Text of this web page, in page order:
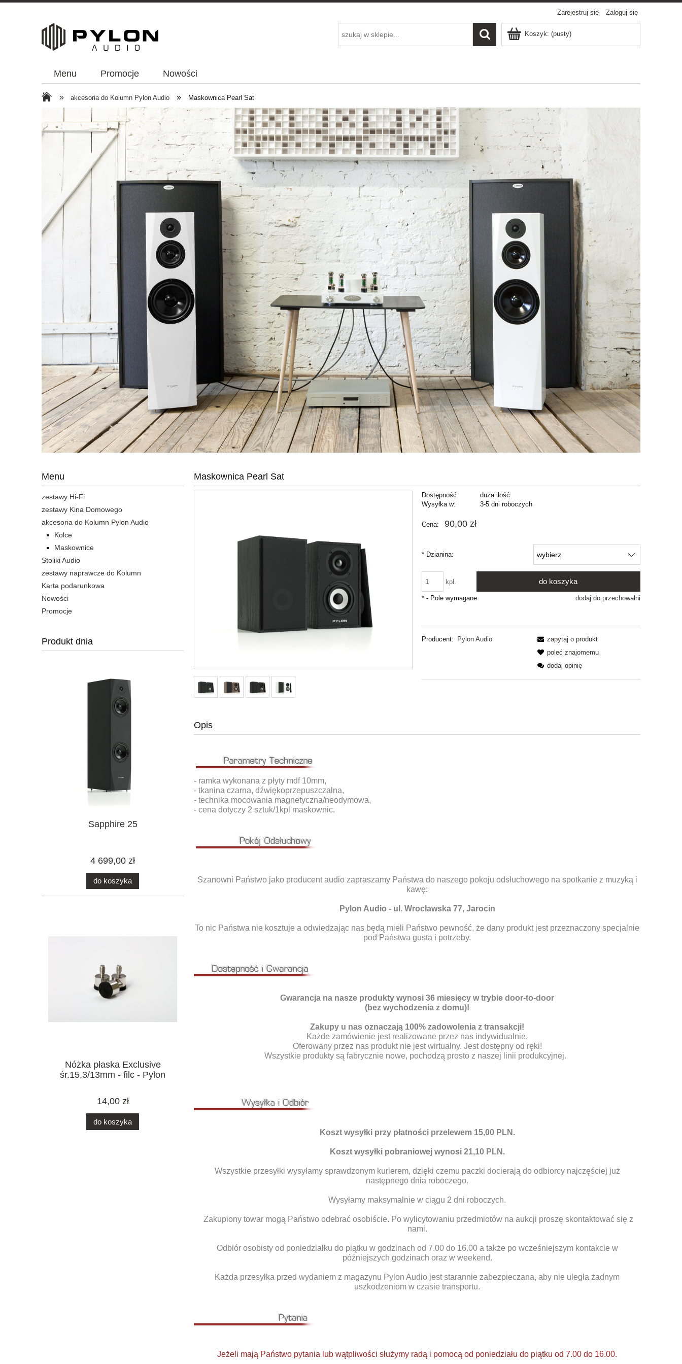
Zarejestruj się Zaloguj się
Koszyk: (pusty)
Menu Promocje Nowości
» akcesoria do Kolumn Pylon Audio » Maskownica Pearl Sat
Menu
zestawy Hi-Fi
zestawy Kina Domowego
akcesoria do Kolumn Pylon Audio
Kolce
Maskownice
Stoliki Audio
zestawy naprawcze do Kolumn
Karta podarunkowa
Nowości
Promocje
Produkt dnia
Sapphire 25
4 699,00 zł
do koszyka
Nóżka płaska Exclusive
śr.15,3/13mm - filc - Pylon
14,00 zł
do koszyka
Maskownica Pearl Sat
Dostępność:
duża ilość
Wysyłka w:
3-5 dni roboczych
Cena: 90,00 zł
* Dzianina:
kpl. do koszyka
dodaj do przechowalni
* - Pole wymagane
Producent: Pylon Audio
zapytaj o produkt
poleć znajomemu
dodaj opinię
Opis
- ramka wykonana z płyty mdf 10mm,
- tkanina czarna, dźwiękoprzepuszczalna,
- technika mocowania magnetyczna/neodymowa,
- cena dotyczy 2 sztuk/1kpl maskownic.
Szanowni Państwo jako producent audio zapraszamy Państwa do naszego pokoju odsłuchowego na spotkanie z muzyką i
kawę:
Pylon Audio - ul. Wrocławska 77, Jarocin
To nic Państwa nie kosztuje a odwiedzając nas będą mieli Państwo pewność, że dany produkt jest przeznaczony specjalnie
pod Państwa gusta i potrzeby.
Gwarancja na nasze produkty wynosi 36 miesięcy w trybie door-to-door
(bez wychodzenia z domu)!
Zakupy u nas oznaczają 100% zadowolenia z transakcji!
Każde zamówienie jest realizowane przez nas indywidualnie.
Oferowany przez nas produkt nie jest wirtualny. Jest dostępny od ręki!
Wszystkie produkty są fabrycznie nowe, pochodzą prosto z naszej linii produkcyjnej.
Koszt wysyłki przy płatności przelewem 15,00 PLN.
Koszt wysyłki pobraniowej wynosi 21,10 PLN.
Wszystkie przesyłki wysyłamy sprawdzonym kurierem, dzięki czemu paczki docierają do odbiorcy najczęściej już
następnego dnia roboczego.
Wysyłamy maksymalnie w ciągu 2 dni roboczych.
Zakupiony towar mogą Państwo odebrać osobiście. Po wylicytowaniu przedmiotów na aukcji proszę skontaktować się z
nami.
Odbiór osobisty od poniedziałku do piątku w godzinach od 7.00 do 16.00 a także po wcześniejszym kontakcie w
późniejszych godzinach oraz w weekend.
Każda przesyłka przed wydaniem z magazynu Pylon Audio jest starannie zabezpieczana, aby nie uległa żadnym
uszkodzeniom w czasie transportu.
Jeżeli mają Państwo pytania lub wątpliwości służymy radą i pomocą od poniedziału do piątku od 7.00 do 16.00.